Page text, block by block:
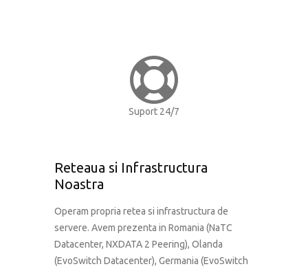
Suport 24/7
Reteaua si Infrastructura
Noastra
Operam propria retea si infrastructura de
servere. Avem prezenta in Romania (NaTC
Datacenter, NXDATA 2 Peering), Olanda
(EvoSwitch Datacenter), Germania (EvoSwitch